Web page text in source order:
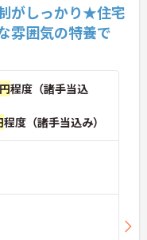
がしっかり★住宅
雰囲気の特養で
程度（諸手当込
程度（諸手当込み）